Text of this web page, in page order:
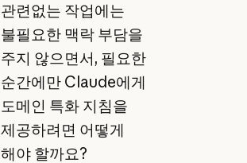
관련없는 작업에는
불필요한 맥락 부담을
주지 않으면서, 필요한
순간에만 Claude에게
도메인 특화 지침을
제공하려면 어떻게
해야 할까요?